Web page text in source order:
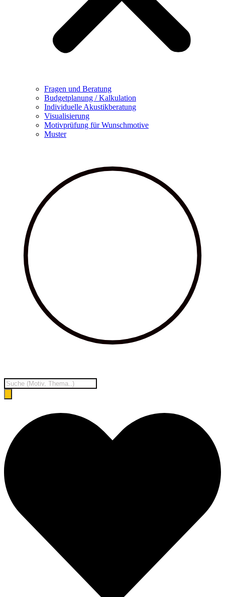
Fragen und Beratung
Budgetplanung / Kalkulation
Individuelle Akustikberatung
Visualisierung
Motivprüfung für Wunschmotive
Muster
Products
search